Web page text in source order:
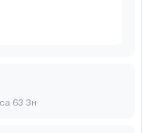
63 3н